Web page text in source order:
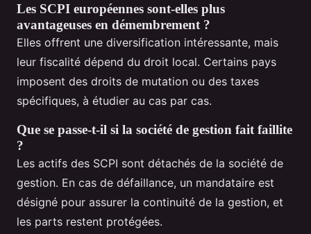
Les SCPI européennes sont-elles plus
avantageuses en démembrement ?
Elles offrent une diversification intéressante, mais
leur fiscalité dépend du droit local. Certains pays
imposent des droits de mutation ou des taxes
spécifiques, à étudier au cas par cas.
Que se passe-t-il si la société de gestion fait faillite
?
Les actifs des SCPI sont détachés de la société de
gestion. En cas de défaillance, un mandataire est
désigné pour assurer la continuité de la gestion, et
les parts restent protégées.